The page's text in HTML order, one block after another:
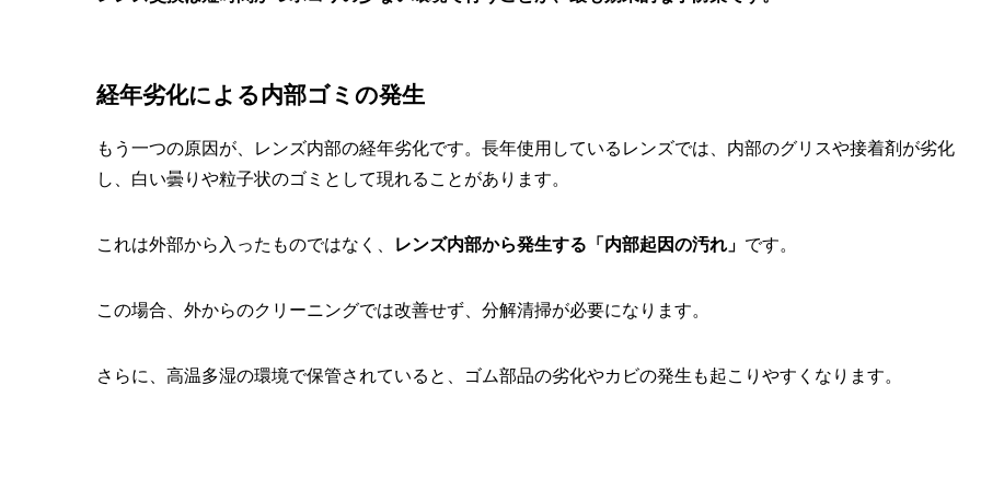
経年劣化による内部ゴミの発生
もう一つの原因が、レンズ内部の経年劣化です。長年使用しているレンズでは、内部のグリスや接着剤が劣化
し、白い曇りや粒子状のゴミとして現れることがあります。
これは外部から入ったものではなく、 レンズ内部から発生する「内部起因の汚れ」 です。
この場合、外からのクリーニングでは改善せず、分解清掃が必要になります。
さらに、高温多湿の環境で保管されていると、ゴム部品の劣化やカビの発生も起こりやすくなります。